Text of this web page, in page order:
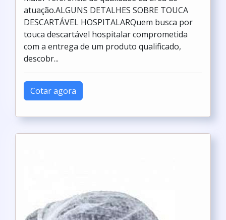
atuação.ALGUNS DETALHES SOBRE TOUCA
DESCARTÁVEL HOSPITALARQuem busca por
touca descartável hospitalar comprometida
com a entrega de um produto qualificado,
descobr...
Cotar agora